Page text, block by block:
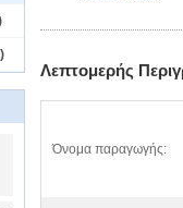
Λεπτομερής
Όνομα παραγωγής: